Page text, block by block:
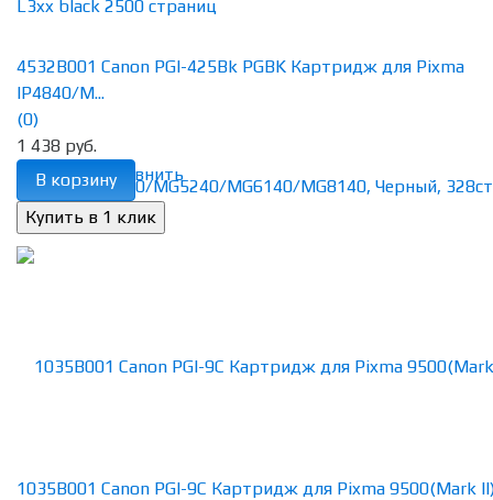
избранное сравнить
4532B001 Canon PGI-425Bk PGBK Картридж для Pixma
IP4840/M...
(0)
1 438 руб.
В корзину
1035B001 Canon PGI-9C Картридж для Pixma 9500(Mark